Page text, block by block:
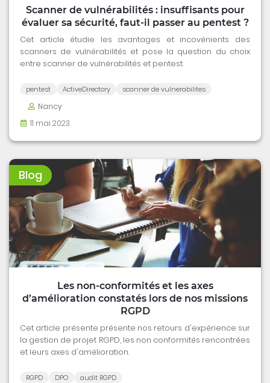
Scanner de vulnérabilités : insuffisants pour
évaluer sa sécurité, faut-il passer au pentest ?
Cet article étudie les avantages et incovénients des
scanners de vulnérabilités et pose la question du choix
entre scanner de vulnérabilités et pentest.
pentest ActiveDirectory scanner de vulnerabilites
Nancy
11 mai 2023
Blog
Les non-conformités et les axes
d’amélioration constatés lors de nos missions
RGPD
Cet article présente présente nos retours d'expérience sur
la gestion de projet RGPD, les non conformités rencontrées
et leurs axes d'amélioration.
RGPD DPO audit RGPD